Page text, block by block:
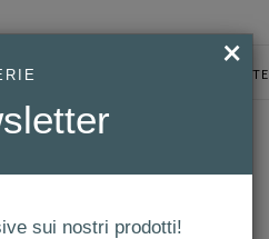
ACCESSO UTENTE
×
sui nostri prodotti!